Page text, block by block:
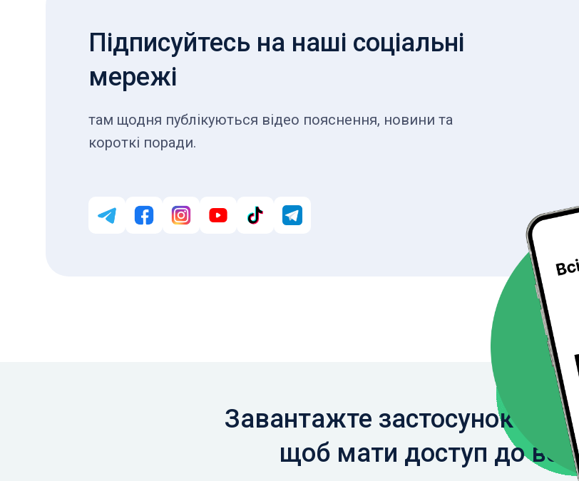
Підписуйтесь на наші соціальні
мережі
там щодня публікуються відео пояснення, новини та
короткі поради.
Завантажте застосунок на
щоб мати доступ до